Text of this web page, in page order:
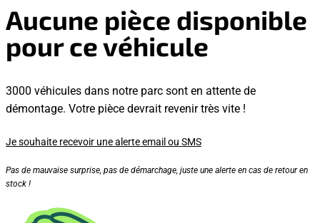
Aucune pièce disponible
pour ce véhicule
3000 véhicules dans notre parc sont en attente de
démontage. Votre pièce devrait revenir très vite !
Je souhaite recevoir une alerte email ou SMS
Pas de mauvaise surprise, pas de démarchage, juste une alerte en cas de retour en
stock !